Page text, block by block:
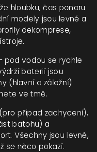
hloubku, čas ponoru
modely jsou levné a
dekomprese,
pod vodou se rychle
baterií jsou
(hlavní a záložní)
ve tmě.
(pro případ zachycení),
batohu) a
Všechny jsou levné,
se něco pokazí.